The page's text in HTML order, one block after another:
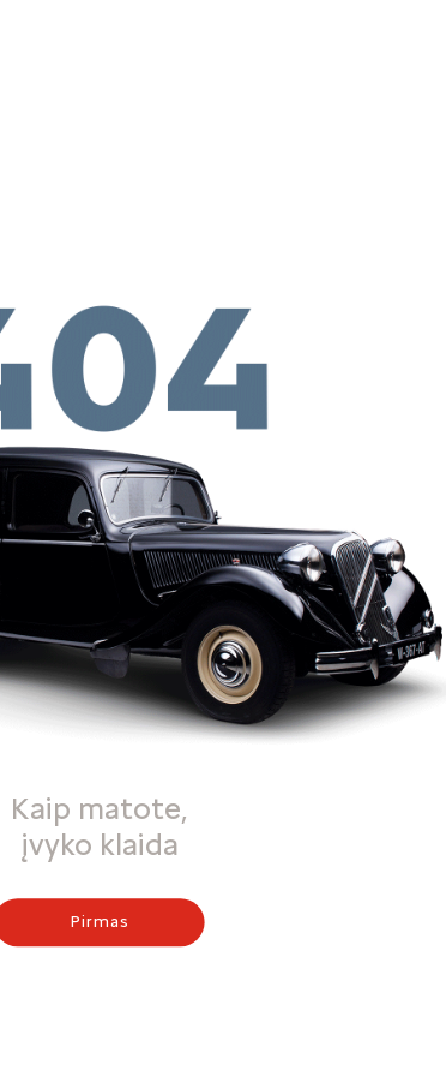
Kaip matote,
įvyko klaida
Pirmas